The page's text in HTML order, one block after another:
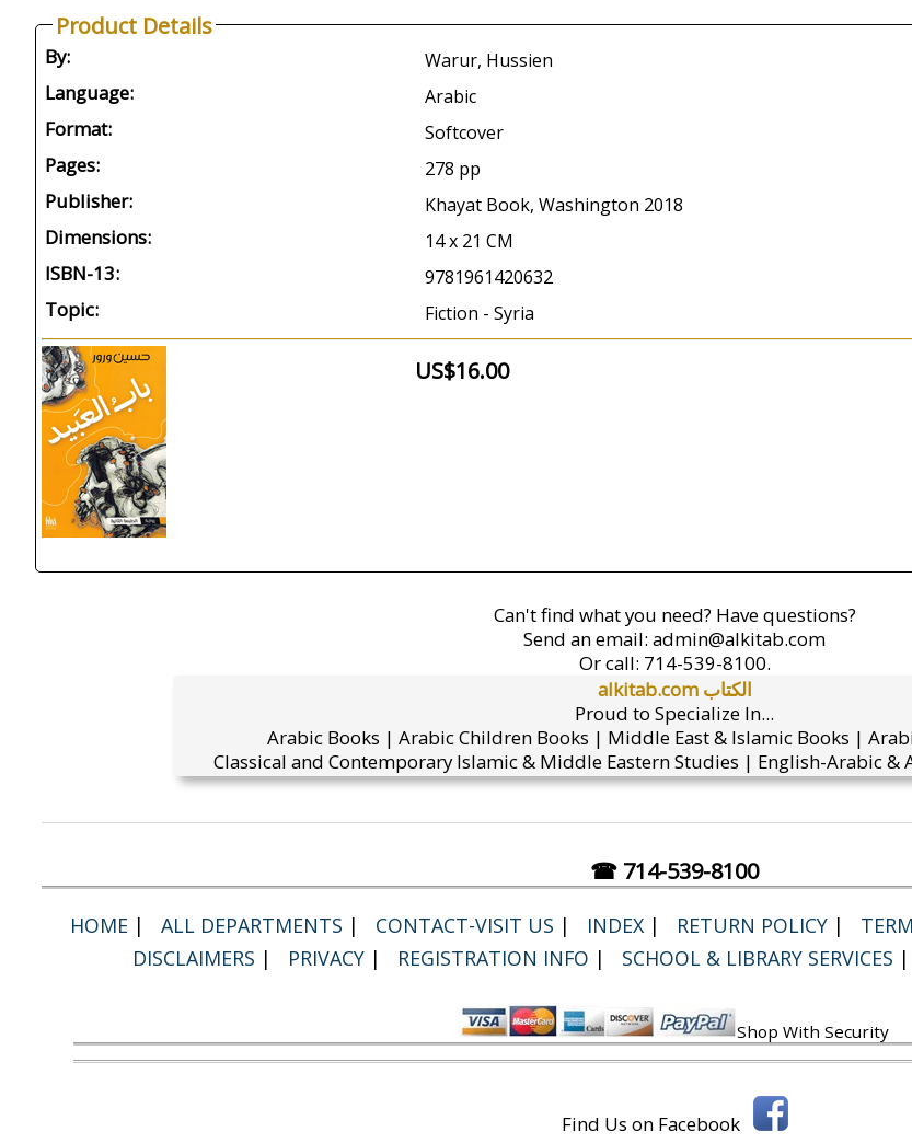
Product Details
By: Warur, Hussien
Language: Arabic
Format: Softcover
Pages: 278 pp
Publisher: Khayat Book, Washington 2018
Dimensions: 14 x 21 CM
ISBN-13: 9781961420632
Topic: Fiction - Syria
US$16.00
Can't find what you need? Have questions?
Send an email: admin@alkitab.com
Or call: 714-539-8100.
alkitab.com الكتاب
Proud to Specialize In...
Arabic Books | Arabic Children Books | Middle East & Islamic Books |
Classical and Contemporary Islamic & Middle Eastern Studies | English-Arabic &
☎ 714-539-8100
HOME | ALL DEPARTMENTS | CONTACT-VISIT US | INDEX | RETURN POLICY |
DISCLAIMERS | PRIVACY | REGISTRATION INFO | SCHOOL & LIBRARY SERVICES |
Shop With Security
Find Us on Facebook